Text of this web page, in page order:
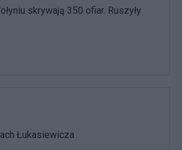
skrywają 350 ofiar. Ruszyły
Łukasiewicza